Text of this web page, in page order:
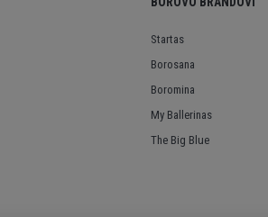
Startas
Borosana
Boromina
My Ballerinas
The Big Blue